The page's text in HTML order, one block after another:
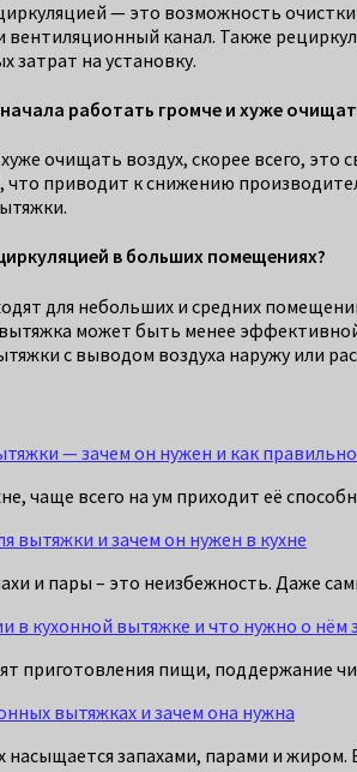
— это возможность
вентиляционный канал. Также
на установку.
работать громче и хуже
очищать воздух, скорее всего,
приводит к снижению
в больших помещениях?
для небольших и средних
может быть менее
с выводом воздуха наружу или
— зачем он нужен и как
чаще всего на ум приходит её
вытяжки и зачем он нужен в кухне
и пары – это неизбежность. Даже
в кухонной вытяжке и что нужно о нём
приготовления пищи,
вытяжках и зачем она нужна
насыщается запахами, парами и